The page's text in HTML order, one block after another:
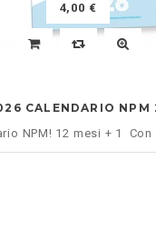
4,00 €
CALENDARIO NPM